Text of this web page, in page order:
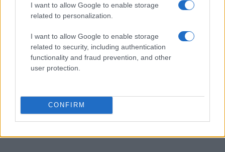
I want to allow Google to enable storage
related to personalization.
I want to allow Google to enable storage
related to security, including authentication
functionality and fraud prevention, and other
user protection.
CONFIRM
Giorgia Stromeo